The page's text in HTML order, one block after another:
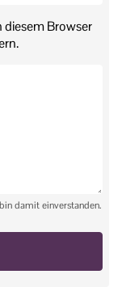
diesem Browser
damit einverstanden.